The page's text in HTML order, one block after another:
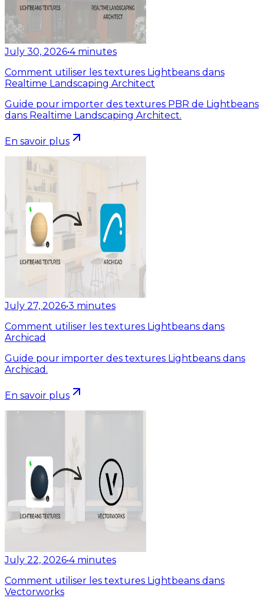
July 30, 2026•4 minutes
Comment utiliser les textures Lightbeans dans
Realtime Landscaping Architect
Guide pour importer des textures PBR de Lightbeans
dans Realtime Landscaping Architect.
En savoir plus
July 27, 2026•3 minutes
Comment utiliser les textures Lightbeans dans
Archicad
Guide pour importer des textures Lightbeans dans
Archicad.
En savoir plus
July 22, 2026•4 minutes
Comment utiliser les textures Lightbeans dans
Vectorworks